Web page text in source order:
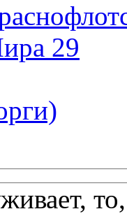
29